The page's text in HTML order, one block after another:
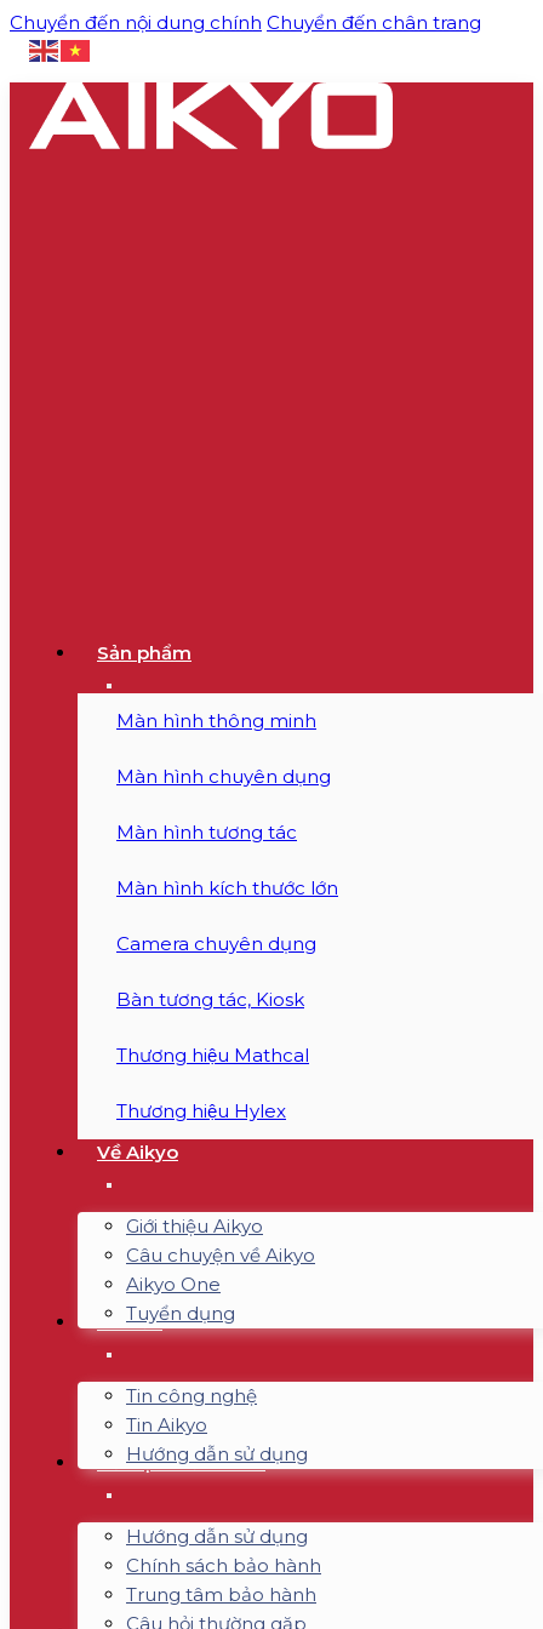
Chuyển đến nội dung chính Chuyển đến chân trang
Sản phẩm
Màn hình thông minh
Màn hình chuyên dụng
Màn hình tương tác
Màn hình kích thước lớn
Camera chuyên dụng
Bàn tương tác, Kiosk
Thương hiệu Mathcal
Thương hiệu Hylex
Về Aikyo
Giới thiệu Aikyo
Câu chuyện về Aikyo
Aikyo One
Tuyển dụng
Tin tức
Tin công nghệ
Tin Aikyo
Hướng dẫn sử dụng
Hỗ trợ & Bảo hành
Hướng dẫn sử dụng
Chính sách bảo hành
Trung tâm bảo hành
Câu hỏi thường gặp